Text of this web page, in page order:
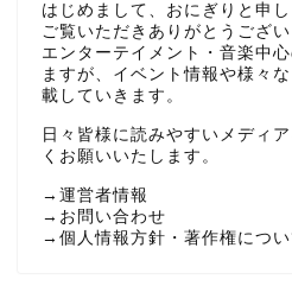
はじめまして、おにぎりと申
ご覧いただきありがとうござ
エンターテイメント・音楽中
ますが、イベント情報や様々
載していきます。
日々皆様に読みやすいメディ
くお願いいたします。
→ 運営者情報
→ お問い合わせ
→ 個人情報方針・著作権につい